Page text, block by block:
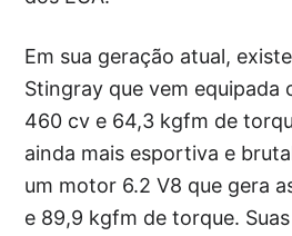
Em sua geração atual,
Stingray que vem equipada
460 cv e 64,3 kgfm de
ainda mais esportiva e
um motor 6.2 V8 que gera
e 89,9 kgfm de torque.